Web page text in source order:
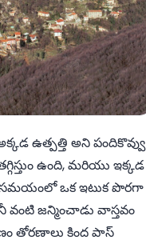
ఉత్పత్తి అని పందికొవ్వు
ఉంది, మరియు ఇక్కడ
సమయంలో ఒక ఇటుక పొరగా
జన్మించాడు వాస్తవం
తోరణాలు కింద పాస్